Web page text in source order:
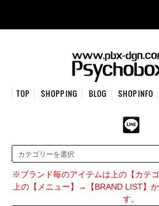
TOP SHOPPING BLOG SHOPINFO
※ブランド毎のアイテムは上の【カテ
上の【メニュー】→【BRAND LIST】
す。